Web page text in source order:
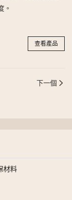
。
查看產品
下一個
材料